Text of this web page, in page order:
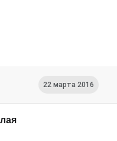
22 марта 2016